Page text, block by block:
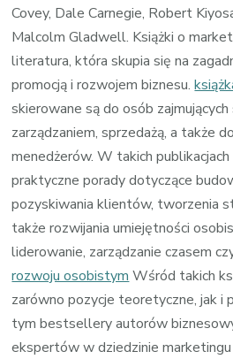
Covey, Dale Carnegie, Robert
Malcolm Gladwell. Książki o
literatura, która skupia się na
promocją i rozwojem biznesu.
skierowane są do osób
zarządzaniem, sprzedażą, a także
menedżerów. W takich
praktyczne porady dotyczące
pozyskiwania klientów, tworzenia
także rozwijania umiejętności
liderowanie, zarządzanie czasem
rozwoju osobistym Wśród takich
zarówno pozycje teoretyczne, jak i
tym bestsellery autorów
ekspertów w dziedzinie